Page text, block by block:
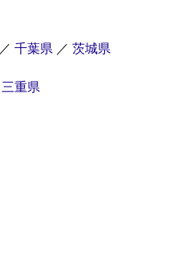
／ 千葉県 ／ 茨城県
三重県